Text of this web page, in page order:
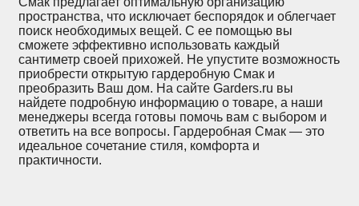
пространства, что исключает беспорядок и облегчает
поиск необходимых вещей. С ее помощью вы
сможете эффективно использовать каждый
сантиметр своей прихожей. Не упустите возможность
приобрести открытую гардеробную Смак и
преобразить Ваш дом. На сайте Garders.ru вы
найдете подробную информацию о товаре, а наши
менеджеры всегда готовы помочь вам с выбором и
ответить на все вопросы. Гардеробная Смак — это
идеальное сочетание стиля, комфорта и
практичности.